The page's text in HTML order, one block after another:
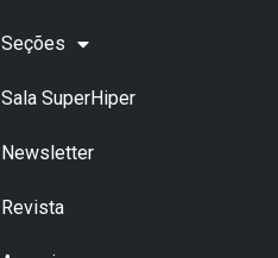
Seções
Sala SuperHiper
Newsletter
Revista